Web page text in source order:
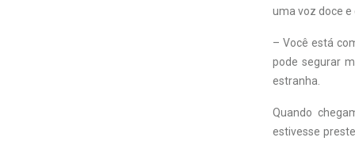
uma voz doce e
– Você está
pode segurar
estranha.
Quando
estivesse